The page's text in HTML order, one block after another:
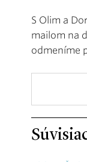
S Olim a
mailom na
odmeníme